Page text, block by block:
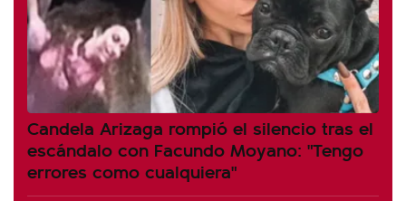
Candela Arizaga rompió el silencio tras el
escándalo con Facundo Moyano: "Tengo
errores como cualquiera"